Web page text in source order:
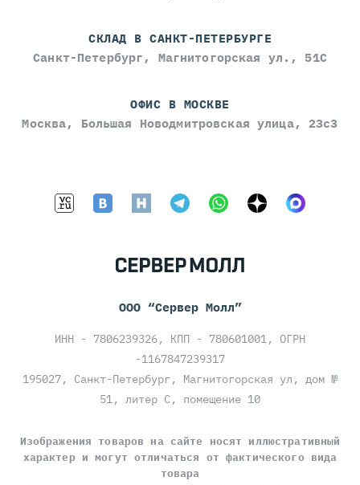
СКЛАД В САНКТ-ПЕТЕРБУРГЕ
Санкт-Петербург, Магнитогорская ул., 51С
ОФИС В МОСКВЕ
Москва, Большая Новодмитровская улица, 23с3
ООО “Сервер Молл”
ИНН - 7806239326, КПП - 780601001, ОГРН
-1167847239317
195027, Санкт-Петербург, Магнитогорская ул, дом №
51, литер С, помещение 10
Изображения товаров на сайте носят иллюстративный
характер и могут отличаться от фактического вида
товара